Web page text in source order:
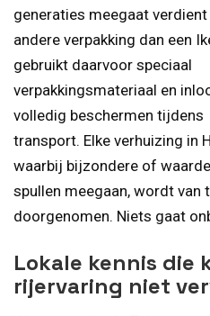
generaties meegaat verdient
andere verpakking dan een
gebruikt daarvoor speciaal
verpakkingsmateriaal en
volledig beschermen tijdens
transport. Elke verhuizing in
waarbij bijzondere of
spullen meegaan, wordt van
doorgenomen. Niets gaat
Lokale kennis die
rijervaring niet